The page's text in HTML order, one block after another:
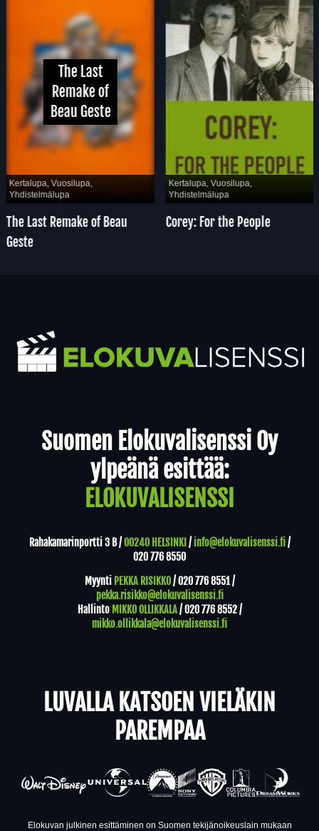
The Last
Remake of
Beau Geste
Kertalupa, Vuosilupa,
Yhdistelmälupa
The Last Remake of Beau
Geste
Kertalupa, Vuosilupa,
Yhdistelmälupa
Corey: For the People
Suomen Elokuvalisenssi Oy
ylpeänä esittää:
ELOKUVALISENSSI
Rahakamarinportti 3 B /00240 HELSINKI / info@elokuvalisenssi.fi/
020 776 8550
Myynti PEKKA RISIKKO/020 776 8551/
pekka.risikko@elokuvalisenssi.fi
Hallinto MIKKO OLLIKKALA/020 776 8552/
mikko.ollikkala@elokuvalisenssi.fi
LUVALLA KATSOEN VIELÄKIN
PAREMPAA
Elokuvan julkinen esittäminen on Suomen tekijänoikeuslain mukaan